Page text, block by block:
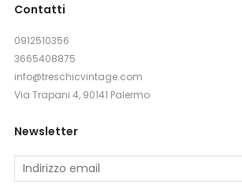
Contatti
0912510356
3665408875
info@treschicvintage.com
Via Trapani 4, 90141 Palermo
Newsletter